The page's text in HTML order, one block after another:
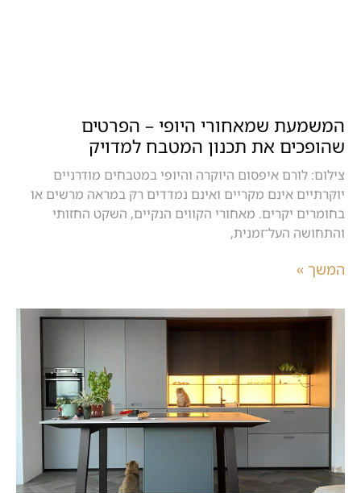
המשמעת שמאחורי היופי – הפרטים
שהופכים את תכנון המטבח למדויק
צילום: לורם איפסום היוקרה והיופי במטבחים מודרניים
יוקרתיים אינם מקריים ואינם נמדדים רק במראה מרשים או
בחומרים יקרים. מאחורי הקווים הנקיים, השקט החזותי
והתחושה העל־זמנית,
המשך »